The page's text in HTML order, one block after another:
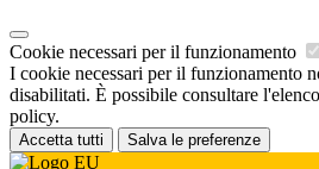
Cookie necessari per il funzionamento
I cookie necessari per il funzionamento
disabilitati. È possibile consultare
policy.
Accetta tutti Salva le preferenze